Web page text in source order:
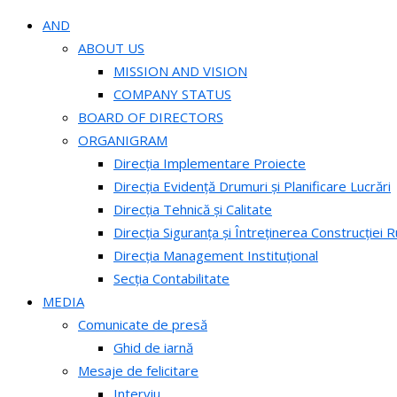
AND
ABOUT US
MISSION AND VISION
COMPANY STATUS
BOARD OF DIRECTORS
ORGANIGRAM
Direcția Implementare Proiecte
Direcția Evidență Drumuri și Planificare Lucrări
Direcția Tehnică și Calitate
Direcția Siguranța și Întreținerea Construcției
Direcția Management Instituțional
Secția Contabilitate
MEDIA
Comunicate de presă
Ghid de iarnă
Mesaje de felicitare
Interviu